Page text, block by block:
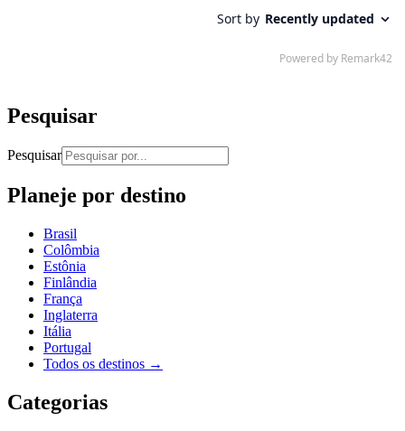
Pesquisar
Pesquisar
Planeje por destino
Brasil
Colômbia
Estônia
Finlândia
França
Inglaterra
Itália
Portugal
Todos os destinos →
Categorias